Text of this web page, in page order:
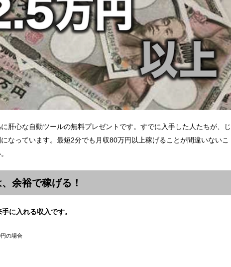
肝心な自動ツールの無料プレゼントです。すでに入手した人たちが、じ
なっています。最短2分でも月収80万円以上稼げることが間違いないこ
余裕で稼げる！
に入れる収入です。
の場合